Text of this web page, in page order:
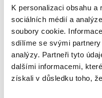
K personalizaci obsahu
sociálních médií a
soubory cookie.
sdílíme se svými
analýzy. Partneři tyto
dalšími informacemi,
získali v důsledku toho,
růst, nebo zisk. Vysvětlil
výkonnostní kanál a proč
Facebook Ads Manageru
Pomyslný datový
podle kterého
bychom měli svou